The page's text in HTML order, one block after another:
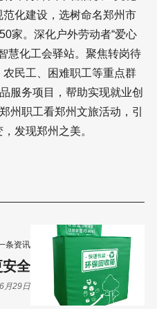
化建设，选树命名郑州市
家。深化户外劳动者“爱心
慧化工会驿站。聚焦转岗待
民工、困难职工等重点群
服务项目，帮助实现就业创
州职工看郑州文旅活动，引
发现郑州之美。
条资讯
全
月29日